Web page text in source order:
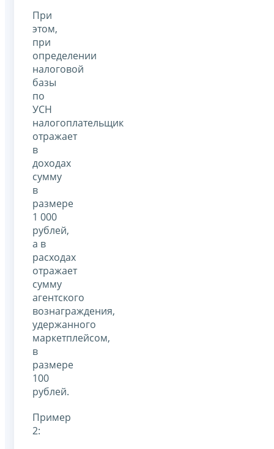
При
этом,
при
определении
налоговой
базы
по
УСН
налогоплательщик
отражает
в
доходах
сумму
в
размере
1 000
рублей,
а в
расходах
отражает
сумму
агентского
вознаграждения,
удержанного
маркетплейсом,
в
размере
100
рублей.
Пример
2: